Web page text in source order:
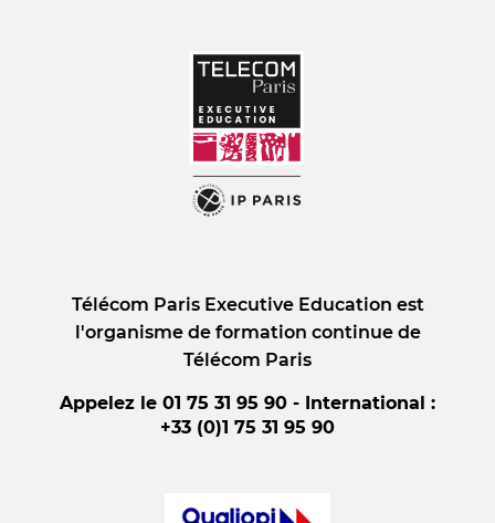
Télécom Paris Executive Education est
l'organisme de formation continue de
Télécom Paris
Appelez le 01 75 31 95 90 - International :
+33 (0)1 75 31 95 90